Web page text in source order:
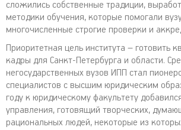
сложились собственные традиции,
методики обучения, которые помогали
многочисленные строгие проверки и
Приоритетная цель института – готовить
кадры для Санкт-Петербурга и области.
негосударственных вузов ИПП стал
специалистов с высшим юридическим
году к юридическому факультету
управления, готовящий творческих,
рациональных людей, некоторые из